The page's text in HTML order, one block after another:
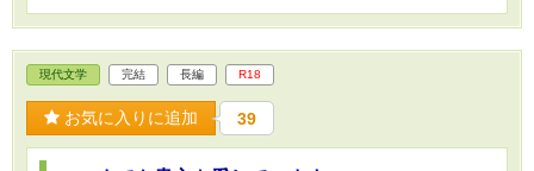
現代文学 完結 長編 R18
お気に入りに追加 39